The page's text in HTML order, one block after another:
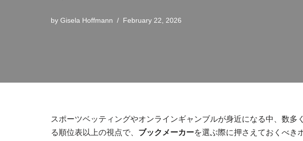
by Gisela Hoffmann February 22, 2026
スポーツベッティングやオンラインギャンブルが身近になる中、数
る順位表以上の視点で、 ブックメーカーを選ぶ際に押さえておくべき